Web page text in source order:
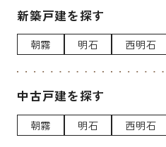
新築戸建を探す
朝霧 明石 西明石
中古戸建を探す
朝霧 明石 西明石